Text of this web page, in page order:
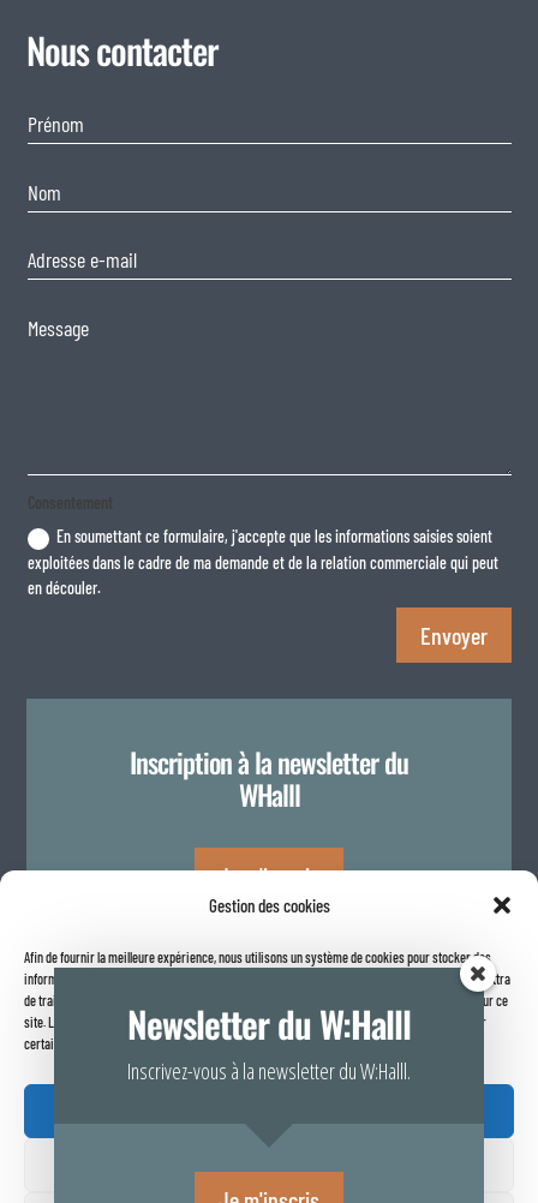
Gestion des cookies
Afin de fournir la meilleure expérience, nous utilisons un système de cookies pour stocker des
informations sur votre navigateur internet. Le fait de consentir à ces technologies nous permettra
de traiter des données telles que le comportement de navigation ou les identifiants uniques sur ce
site. Le fait de ne pas consentir ou de retirer son consentement peut avoir un effet négatif sur
certaines caractéristiques et fonctions.
Nous contacter
Consentement
En soumettant ce formulaire, j'accepte que les informations saisies soient
exploitées dans le cadre de ma demande et de la relation commerciale qui peut
en découler.
Envoyer
Inscription à la newsletter du
WHalll
Je m'inscris
Rapport de transparence 2025
Newsletter du W:Halll
Inscrivez-vous à la newsletter du W:Halll.